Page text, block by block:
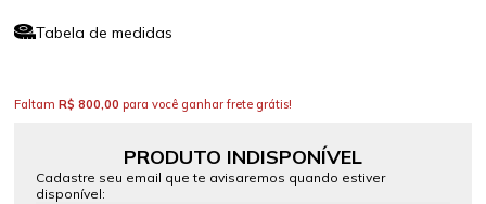
Tabela de medidas
FaltamR$ 800,00 para você ganhar frete grátis!
PRODUTO INDISPONÍVEL
Cadastre seu email que te avisaremos quando estiver
disponível: